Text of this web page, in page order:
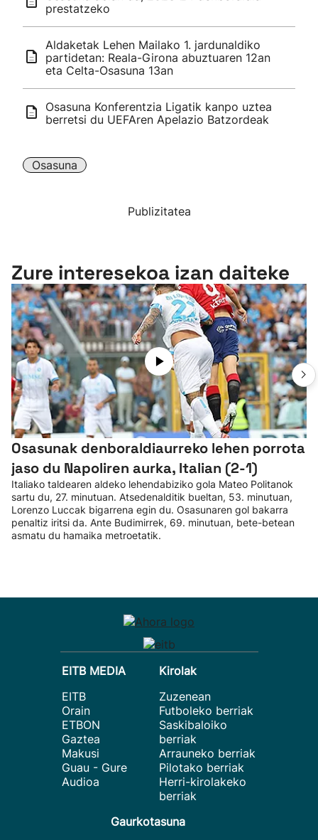
prestatzeko
Aldaketak Lehen Mailako 1. jardunaldiko
partidetan: Reala-Girona abuztuaren 12an
eta Celta-Osasuna 13an
Osasuna Konferentzia Ligatik kanpo uztea
berretsi du UEFAren Apelazio Batzordeak
Osasuna
Publizitatea
Zure interesekoa izan daiteke
Osasunak denboraldiaurreko lehen porrota
jaso du Napoliren aurka, Italian (2-1)
Italiako taldearen aldeko lehendabiziko gola Mateo Politanok
sartu du, 27. minutuan. Atsedenalditik bueltan, 53. minutuan,
Lorenzo Luccak bigarrena egin du. Osasunaren gol bakarra
penaltiz iritsi da. Ante Budimirrek, 69. minutuan, bete-betean
asmatu du hamaika metroetatik.
EITB MEDIA
EITB
Orain
ETBON
Gaztea
Makusi
Guau - Gure
Audioa
Kirolak
Zuzenean
Futboleko berriak
Saskibaloiko
berriak
Arrauneko berriak
Pilotako berriak
Herri-kirolakeko
berriak
Gaurkotasuna